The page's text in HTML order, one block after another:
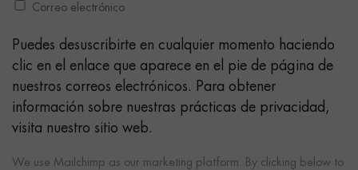
Correo electrónico
Puedes desuscribirte en cualquier momento haciendo
clic en el enlace que aparece en el pie de página de
nuestros correos electrónicos. Para obtener
información sobre nuestras prácticas de privacidad,
visita nuestro sitio web.
We use Mailchimp as our marketing platform. By clicking below to